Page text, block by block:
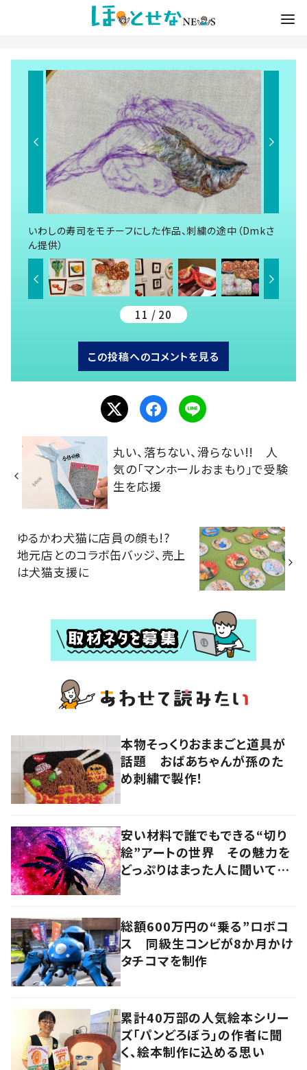
いわしの寿司をモチーフにした作品、刺繍の途中（Dmkさ
ん提供）
11 / 20
この投稿へのコメントを見る
丸い、落ちない、滑らない!! 人
気の「マンホールおまもり」で受験
生を応援
ゆるかわ犬猫に店員の顔も!?
地元店とのコラボ缶バッジ、売上
は犬猫支援に
本物そっくりおままごと道具が
話題 おばあちゃんが孫のた
め刺繍で製作！
安い材料で誰でもできる“切り
絵”アートの世界 その魅力を
どっぷりはまった人に聞いてみ
総額600万円の“乗る”ロボコ
ス 同級生コンビが8か月かけ
タチコマを制作
累計40万部の人気絵本シリー
ズ「パンどろぼう」の作者に聞
く、絵本制作に込める思い